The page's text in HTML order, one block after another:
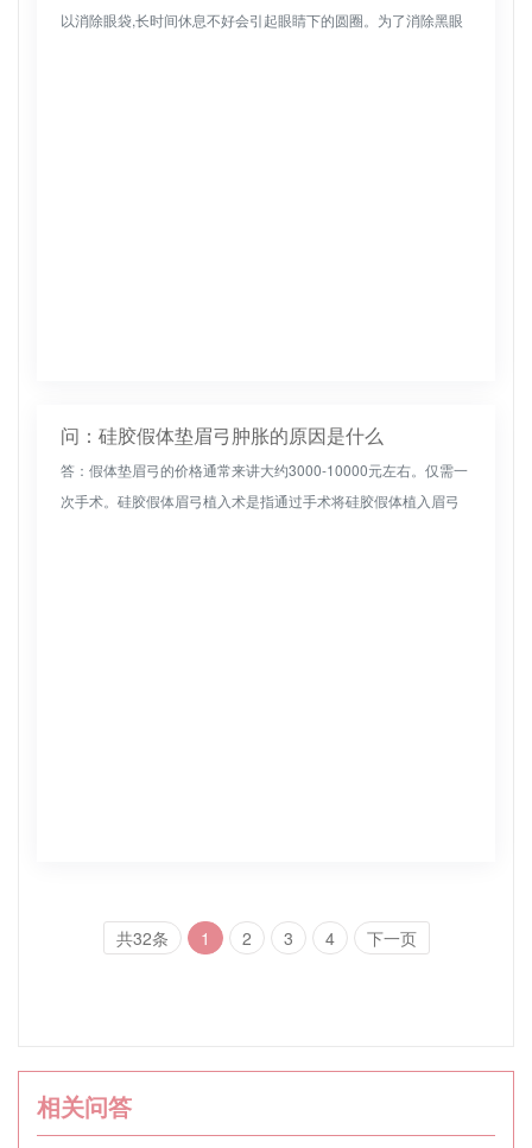
以消除眼袋,长时间休息不好会引起眼睛下的圆圈。为了消除黑眼
问：硅胶假体垫眉弓肿胀的原因是什么
答：假体垫眉弓的价格通常来讲大约3000-10000元左右。仅需一
次手术。硅胶假体眉弓植入术是指通过手术将硅胶假体植入眉弓
共32条 1 2 3 4 下一页
相关问答